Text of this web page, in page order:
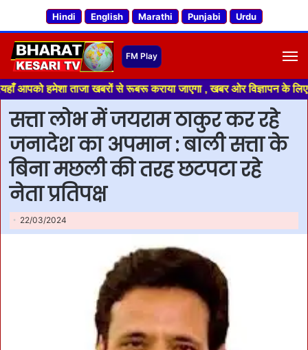
Hindi English Marathi Punjabi Urdu
ताजा खबरों से रूबरू कराया जाएगा , खबर ओर विज्ञापन के लिए
सत्ता लोभ में जयराम ठाकुर कर रहे
जनादेश का अपमान : बाली सत्ता के
बिना मछली की तरह छटपटा रहे
नेता प्रतिपक्ष
22/03/2024